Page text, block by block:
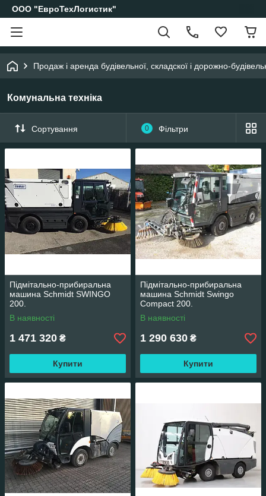
ООО "ЕвроТехЛогистик"
Продаж і аренда будівельної, складскої і дорожно-
Комунальна техніка
Сортування 0 Фільтри
Підмітально-прибиральна
машина Schmidt SWINGO
200.
В наявності
1 471 320 ₴
Купити
Підмітально-прибиральна
машина Schmidt Swingo
Compact 200.
В наявності
1 290 630 ₴
Купити